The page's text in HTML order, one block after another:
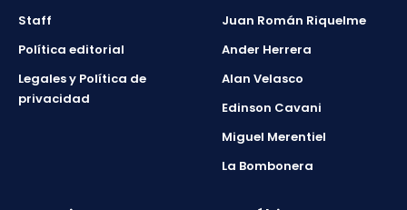
Staff
Política editorial
Legales y Política de
privacidad
Juan Román Riquelme
Ander Herrera
Alan Velasco
Edinson Cavani
Miguel Merentiel
La Bombonera